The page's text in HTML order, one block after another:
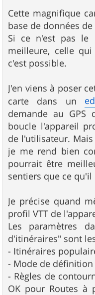
g
e
Cette magnifique
base de données
Si ce n'est pas le
meilleure, celle
c'est possible.
J'en viens à poser
carte dans un
demande au GPS
boucle l'appareil
de l'utilisateur.
je me rend bien
pourrait être
sentiers que ce qu'il
Je précise quand
profil VTT de
Les paramètres
d'itinéraires" sont
- Itinéraires
- Mode de
- Règles de
OK pour Routes à